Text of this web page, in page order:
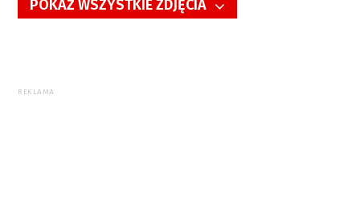
POKAŻ WSZYSTKIE ZDJĘCIA
REKLAMA